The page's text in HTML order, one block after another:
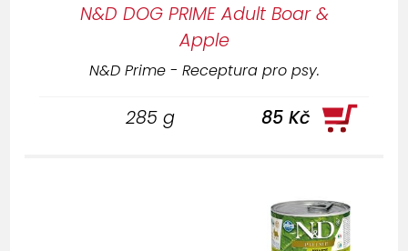
N&D DOG PRIME Adult Boar &
Apple
N&D Prime - Receptura pro psy.
285 g 85 Kč